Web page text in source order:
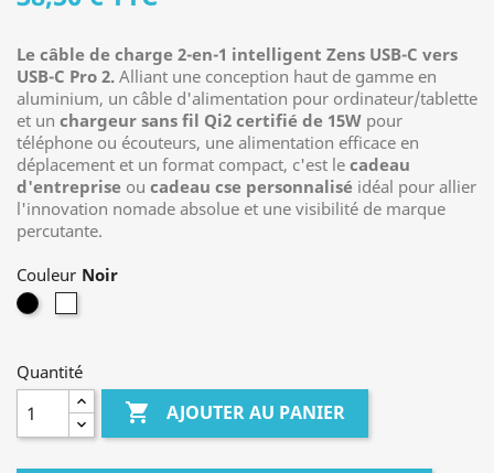
Le câble de charge 2-en-1 intelligent Zens USB-C vers
USB-C Pro 2. Alliant une conception haut de gamme en
aluminium, un câble d'alimentation pour ordinateur/tablette
et un chargeur sans fil Qi2 certifié de 15W pour
téléphone ou écouteurs, une alimentation efficace en
déplacement et un format compact, c'est le cadeau
d'entreprise ou cadeau cse personnalisé idéal pour allier
l'innovation nomade absolue et une visibilité de marque
percutante.
Couleur
Noir
Quantité
 AJOUTER AU PANIER